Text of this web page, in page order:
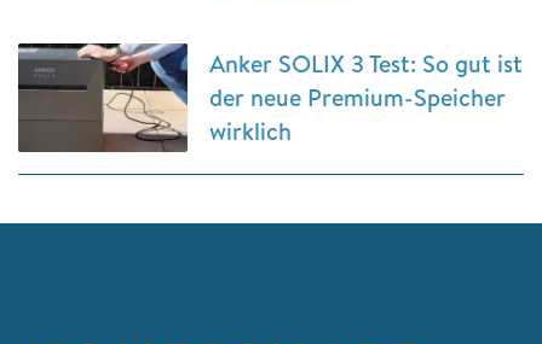
Anker SOLIX 3 Test: So gut ist
der neue Premium-Speicher
wirklich